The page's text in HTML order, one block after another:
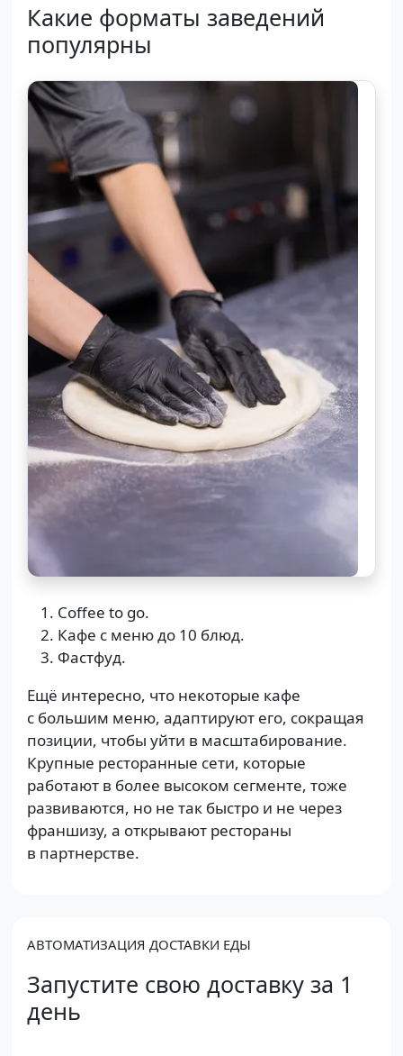
Какие форматы заведений
популярны
Coffee to go.
Кафе с меню до 10 блюд.
Фастфуд.
Ещё интересно, что некоторые кафе
с большим меню, адаптируют его, сокращая
позиции, чтобы уйти в масштабирование.
Крупные ресторанные сети, которые
работают в более высоком сегменте, тоже
развиваются, но не так быстро и не через
франшизу, а открывают рестораны
в партнерстве.
АВТОМАТИЗАЦИЯ ДОСТАВКИ ЕДЫ
Запустите свою доставку за 1
день